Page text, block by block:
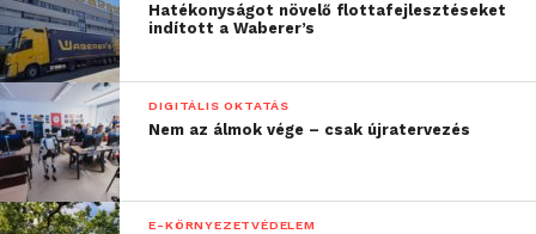
Hatékonyságot növelő flottafejlesztéseket
indított a Waberer’s
DIGITÁLIS OKTATÁS
Nem az álmok vége – csak újratervezés
E-KÖRNYEZETVÉDELEM